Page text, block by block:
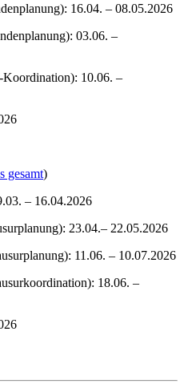
16.04. – 08.05.2026
03.06. –
10.06. –
gesamt)
– 16.04.2026
23.04.– 22.05.2026
11.06. – 10.07.2026
18.06. –